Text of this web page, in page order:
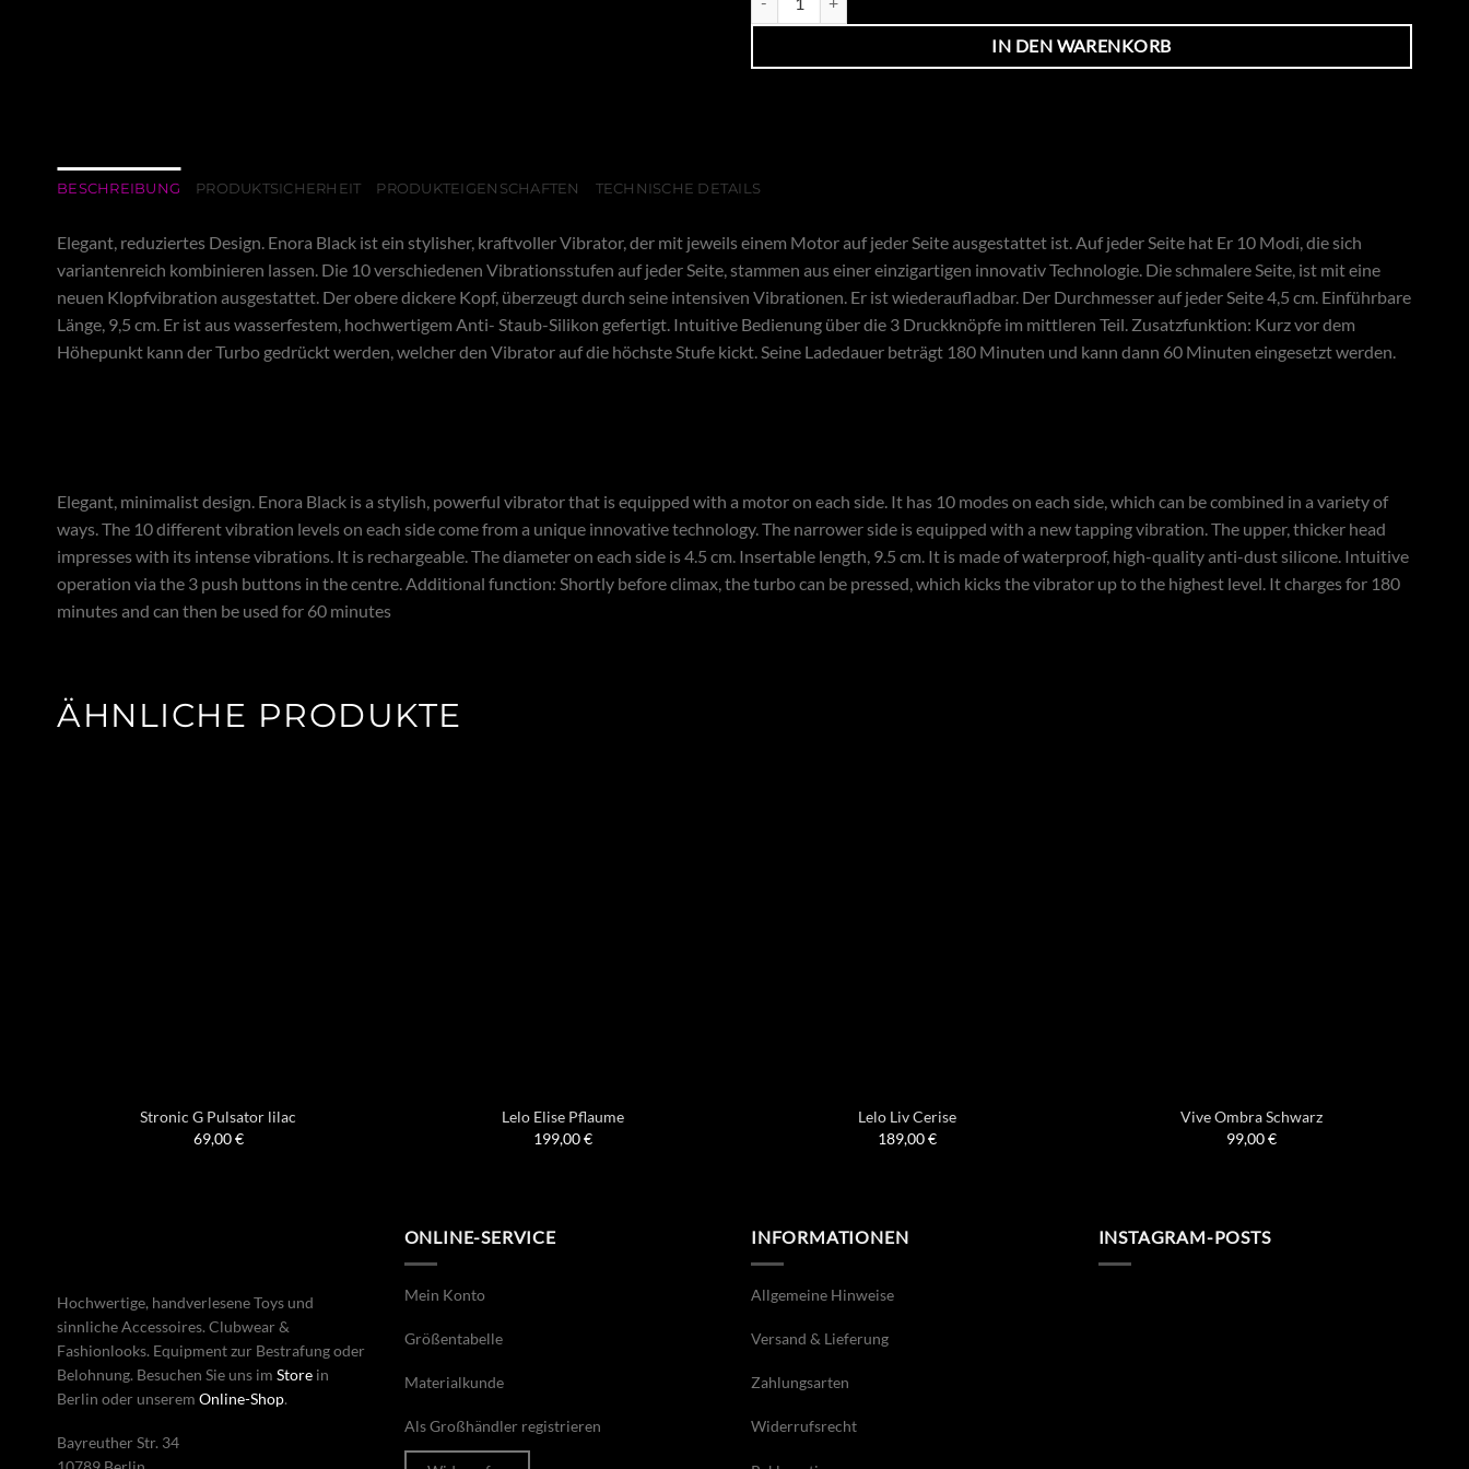
IN DEN WARENKORB
BESCHREIBUNG PRODUKTSICHERHEIT PRODUKTEIGENSCHAFTEN TECHNISCHE DETAILS
Elegant, reduziertes Design. Enora Black ist ein stylisher, kraftvoller Vibrator, der mit jeweils einem Motor auf jeder Seite ausgestattet ist. Auf jeder Seite hat Er 10 Modi, die sich
variantenreich kombinieren lassen. Die 10 verschiedenen Vibrationsstufen auf jeder Seite, stammen aus einer einzigartigen innovativ Technologie. Die schmalere Seite, ist mit eine
neuen Klopfvibration ausgestattet. Der obere dickere Kopf, überzeugt durch seine intensiven Vibrationen. Er ist wiederaufladbar. Der Durchmesser auf jeder Seite 4,5 cm. Einführbare
Länge, 9,5 cm. Er ist aus wasserfestem, hochwertigem Anti- Staub-Silikon gefertigt. Intuitive Bedienung über die 3 Druckknöpfe im mittleren Teil. Zusatzfunktion: Kurz vor dem
Höhepunkt kann der Turbo gedrückt werden, welcher den Vibrator auf die höchste Stufe kickt. Seine Ladedauer beträgt 180 Minuten und kann dann 60 Minuten eingesetzt werden.
Elegant, minimalist design. Enora Black is a stylish, powerful vibrator that is equipped with a motor on each side. It has 10 modes on each side, which can be combined in a variety of
ways. The 10 different vibration levels on each side come from a unique innovative technology. The narrower side is equipped with a new tapping vibration. The upper, thicker head
impresses with its intense vibrations. It is rechargeable. The diameter on each side is 4.5 cm. Insertable length, 9.5 cm. It is made of waterproof, high-quality anti-dust silicone. Intuitive
operation via the 3 push buttons in the centre. Additional function: Shortly before climax, the turbo can be pressed, which kicks the vibrator up to the highest level. It charges for 180
minutes and can then be used for 60 minutes
ÄHNLICHE PRODUKTE
Stronic G Pulsator lilac
69,00€
Lelo Elise Pflaume
199,00€
Lelo Liv Cerise
189,00€
Vive Ombra Schwarz
99,00€
Hochwertige, handverlesene Toys und
sinnliche Accessoires. Clubwear &
Fashionlooks. Equipment zur Bestrafung oder
Belohnung. Besuchen Sie uns im Store in
Berlin oder unserem Online-Shop.
Bayreuther Str. 34
ONLINE-SERVICE
Mein Konto
Größentabelle
Materialkunde
Als Großhändler registrieren
INFORMATIONEN
Allgemeine Hinweise
Versand & Lieferung
Zahlungsarten
Widerrufsrecht
INSTAGRAM-POSTS